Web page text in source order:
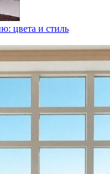
цвета и стиль